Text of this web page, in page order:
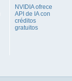
NVIDIA ofrece
API de IA con
créditos
gratuitos